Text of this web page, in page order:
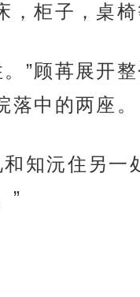
柜子，桌椅
”顾苒展开
中的两座。
知沅住另一
”